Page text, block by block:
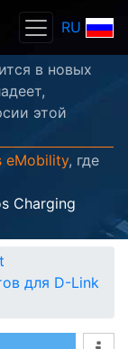
RU
в новых
этой
eMobility, где
Charging
для D-Link